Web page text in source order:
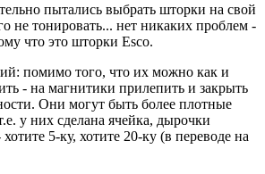
пытались выбрать шторки на свой
не тонировать... нет никаких проблем -
что это шторки Esco.
помимо того, что их можно как и
- на магнитики прилепить и закрыть
Они могут быть более плотные
у них сделана ячейка, дырочки
5-ку, хотите 20-ку (в переводе на